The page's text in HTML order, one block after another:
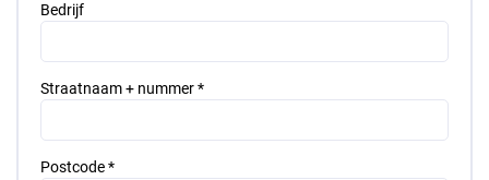
Bedrijf
Straatnaam + nummer *
Postcode *